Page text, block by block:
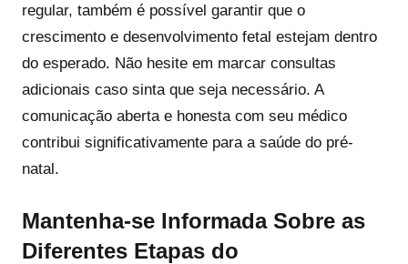
regular, também é possível garantir que o
crescimento e desenvolvimento fetal estejam dentro
do esperado. Não hesite em marcar consultas
adicionais caso sinta que seja necessário. A
comunicação aberta e honesta com seu médico
contribui significativamente para a saúde do pré-
natal.
Mantenha-se Informada Sobre as
Diferentes Etapas do